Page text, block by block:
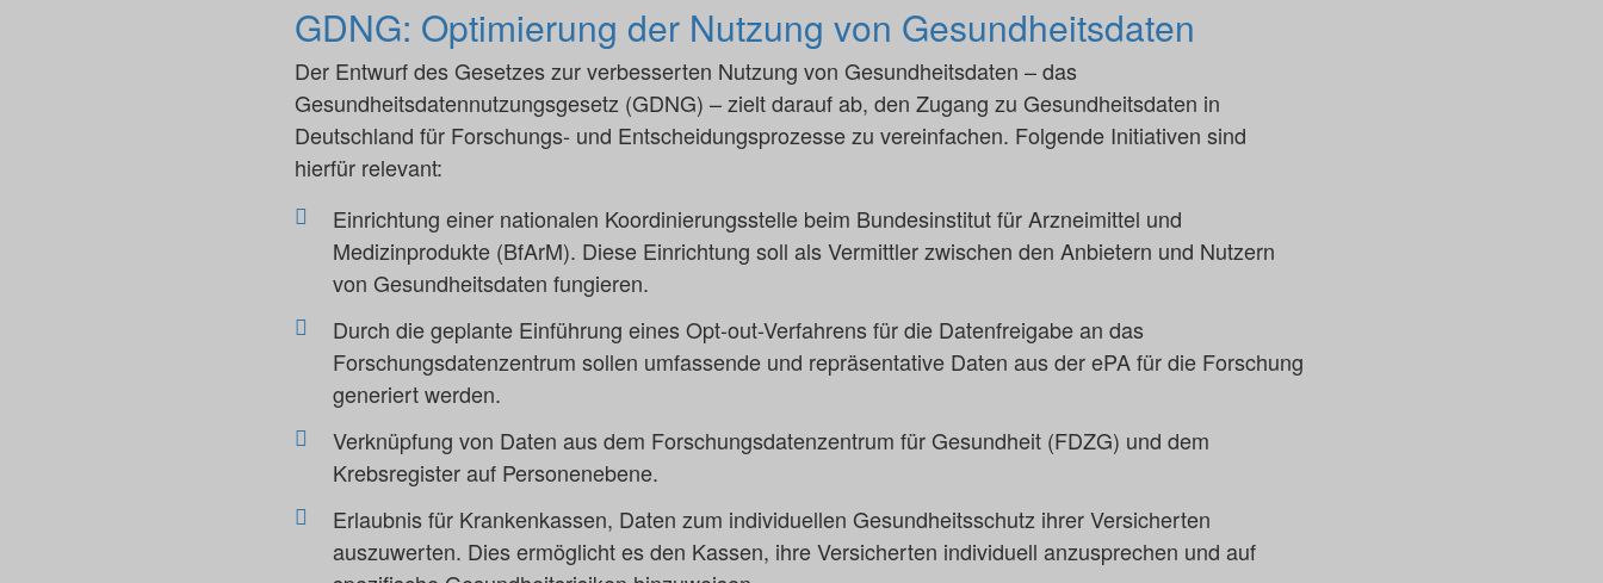
GDNG: Optimierung der Nutzung von Gesundheitsdaten
Der Entwurf des Gesetzes zur verbesserten Nutzung von Gesundheitsdaten – das
Gesundheitsdatennutzungsgesetz (GDNG) – zielt darauf ab, den Zugang zu Gesundheitsdaten in
Deutschland für Forschungs- und Entscheidungsprozesse zu vereinfachen. Folgende Initiativen sind
hierfür relevant:
Einrichtung einer nationalen Koordinierungsstelle beim Bundesinstitut für Arzneimittel und
Medizinprodukte (BfArM). Diese Einrichtung soll als Vermittler zwischen den Anbietern und Nutzern
von Gesundheitsdaten fungieren.
Durch die geplante Einführung eines Opt-out-Verfahrens für die Datenfreigabe an das
Forschungsdatenzentrum sollen umfassende und repräsentative Daten aus der ePA für die Forschung
generiert werden.
Verknüpfung von Daten aus dem Forschungsdatenzentrum für Gesundheit (FDZG) und dem
Krebsregister auf Personenebene.
Erlaubnis für Krankenkassen, Daten zum individuellen Gesundheitsschutz ihrer Versicherten
auszuwerten. Dies ermöglicht es den Kassen, ihre Versicherten individuell anzusprechen und auf